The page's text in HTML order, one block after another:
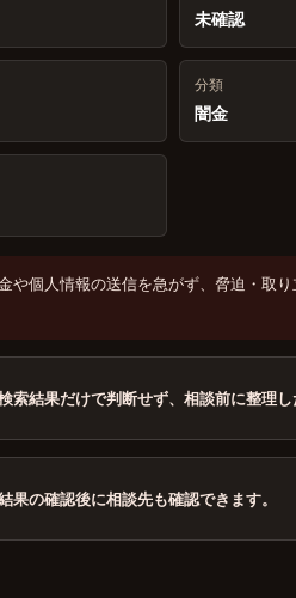
未確認
分類
闇金
個人情報の送信を急がず、脅迫・取
結果だけで判断せず、相談前に整理し
の確認後に相談先も確認できます。